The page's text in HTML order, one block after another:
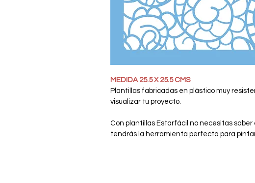
MEDIDA 25.5 X 25.5 CMS
Plantillas fabricadas en plástico muy
visualizar tu proyecto.
Con plantillas Estarfácil no necesitas saber
tendrás la herramienta perfecta para